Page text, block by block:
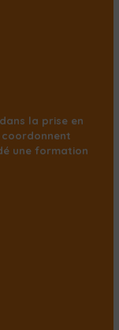
la prise en
une formation